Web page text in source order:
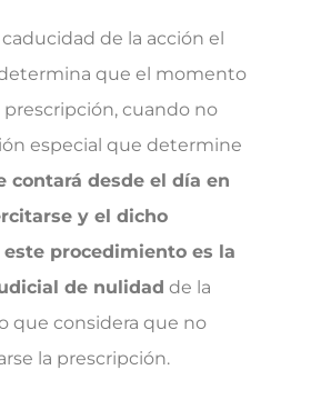
de la acción el
que el momento
cuando no
especial que determine
contará desde el día en
y el dicho
procedimiento es la
de nulidad de la
que considera que no
la prescripción.